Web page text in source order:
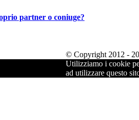
partner o coniuge?
© Copyright 2012 -
Utilizziamo i cookie
ad utilizzare questo